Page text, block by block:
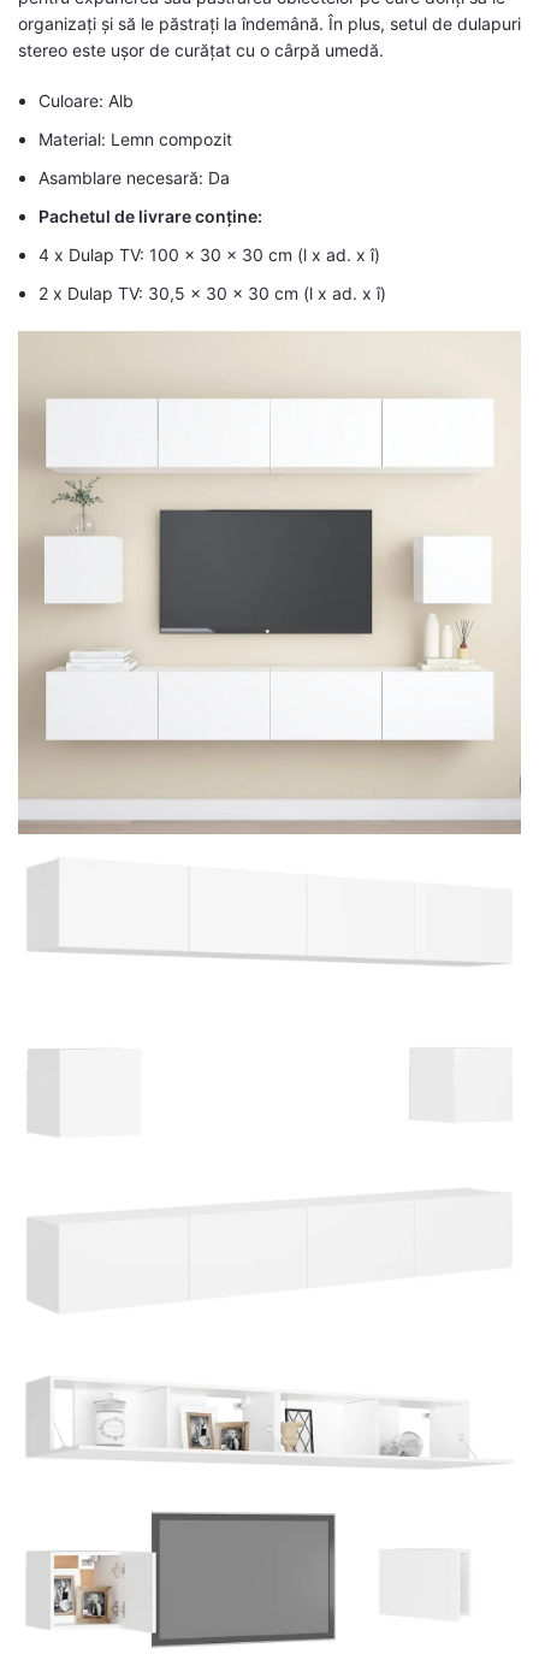
organizați și să le păstrați la îndemână. În plus, setul de dulapuri
stereo este ușor de curățat cu o cârpă umedă.
Culoare: Alb
Material: Lemn compozit
Asamblare necesară: Da
Pachetul de livrare conține:
4 x Dulap TV: 100 x 30 x 30 cm (l x ad. x î)
2 x Dulap TV: 30,5 x 30 x 30 cm (l x ad. x î)